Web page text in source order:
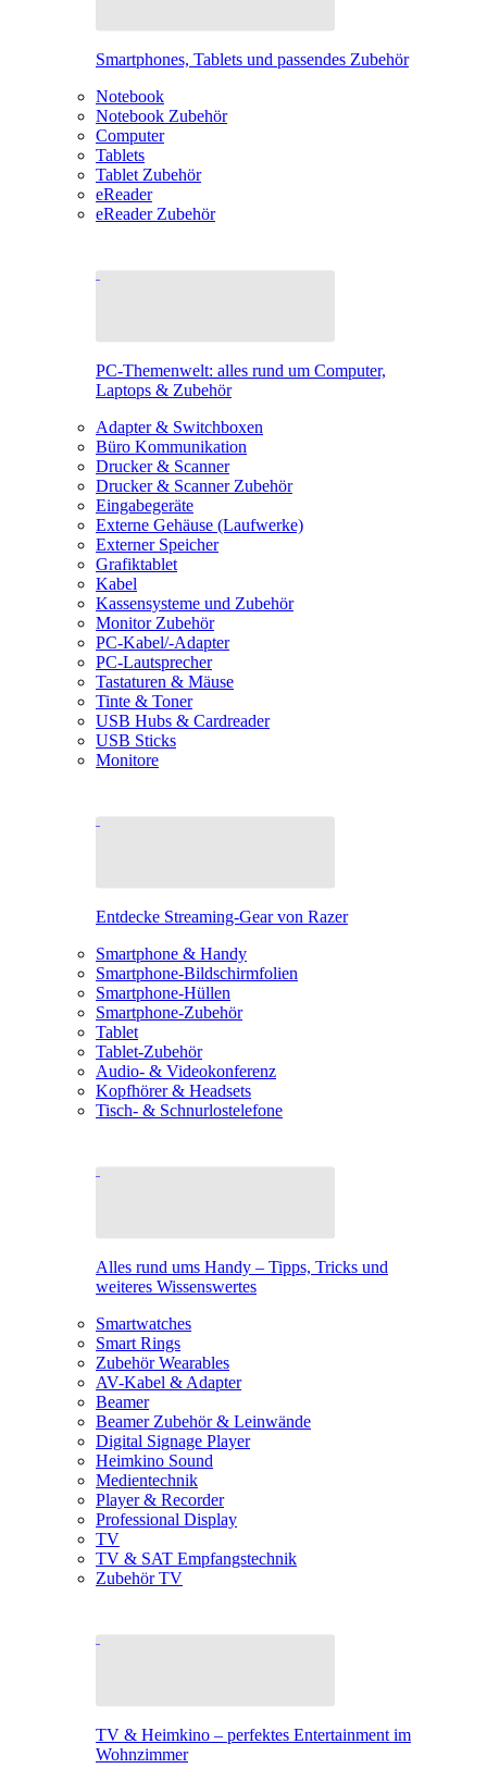
Smartphones, Tablets und passendes Zubehör
Notebook
Notebook Zubehör
Computer
Tablets
Tablet Zubehör
eReader
eReader Zubehör
PC-Themenwelt: alles rund um Computer,
Laptops & Zubehör
Adapter & Switchboxen
Büro Kommunikation
Drucker & Scanner
Drucker & Scanner Zubehör
Eingabegeräte
Externe Gehäuse (Laufwerke)
Externer Speicher
Grafiktablet
Kabel
Kassensysteme und Zubehör
Monitor Zubehör
PC-Kabel/-Adapter
PC-Lautsprecher
Tastaturen & Mäuse
Tinte & Toner
USB Hubs & Cardreader
USB Sticks
Monitore
Entdecke Streaming-Gear von Razer
Smartphone & Handy
Smartphone-Bildschirmfolien
Smartphone-Hüllen
Smartphone-Zubehör
Tablet
Tablet-Zubehör
Audio- & Videokonferenz
Kopfhörer & Headsets
Tisch- & Schnurlostelefone
Alles rund ums Handy – Tipps, Tricks und
weiteres Wissenswertes
Smartwatches
Smart Rings
Zubehör Wearables
AV-Kabel & Adapter
Beamer
Beamer Zubehör & Leinwände
Digital Signage Player
Heimkino Sound
Medientechnik
Player & Recorder
Professional Display
TV
TV & SAT Empfangstechnik
Zubehör TV
TV & Heimkino – perfektes Entertainment im
Wohnzimmer